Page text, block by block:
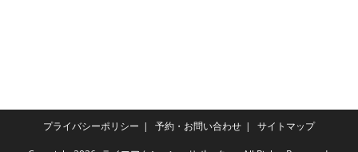
プライバシーポリシー 予約・お問い合わせ サイトマップ